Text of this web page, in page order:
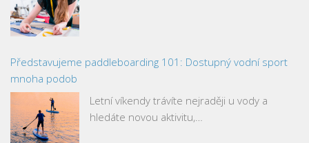
Představujeme paddleboarding 101: Dostupný vodní sport
mnoha podob
Letní víkendy trávíte nejraději u vody a
hledáte novou aktivitu,…